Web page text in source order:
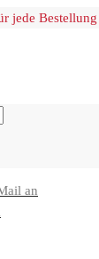
jede Bestellung
an